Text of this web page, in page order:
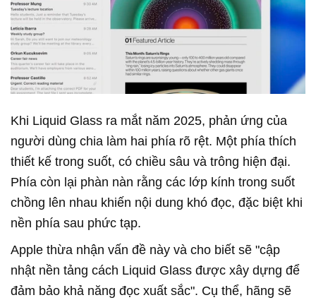
Khi Liquid Glass ra mắt năm 2025, phản ứng của
người dùng chia làm hai phía rõ rệt. Một phía thích
thiết kế trong suốt, có chiều sâu và trông hiện đại.
Phía còn lại phàn nàn rằng các lớp kính trong suốt
chồng lên nhau khiến nội dung khó đọc, đặc biệt khi
nền phía sau phức tạp.
Apple thừa nhận vấn đề này và cho biết sẽ "cập
nhật nền tảng cách Liquid Glass được xây dựng để
đảm bảo khả năng đọc xuất sắc". Cụ thể, hãng sẽ